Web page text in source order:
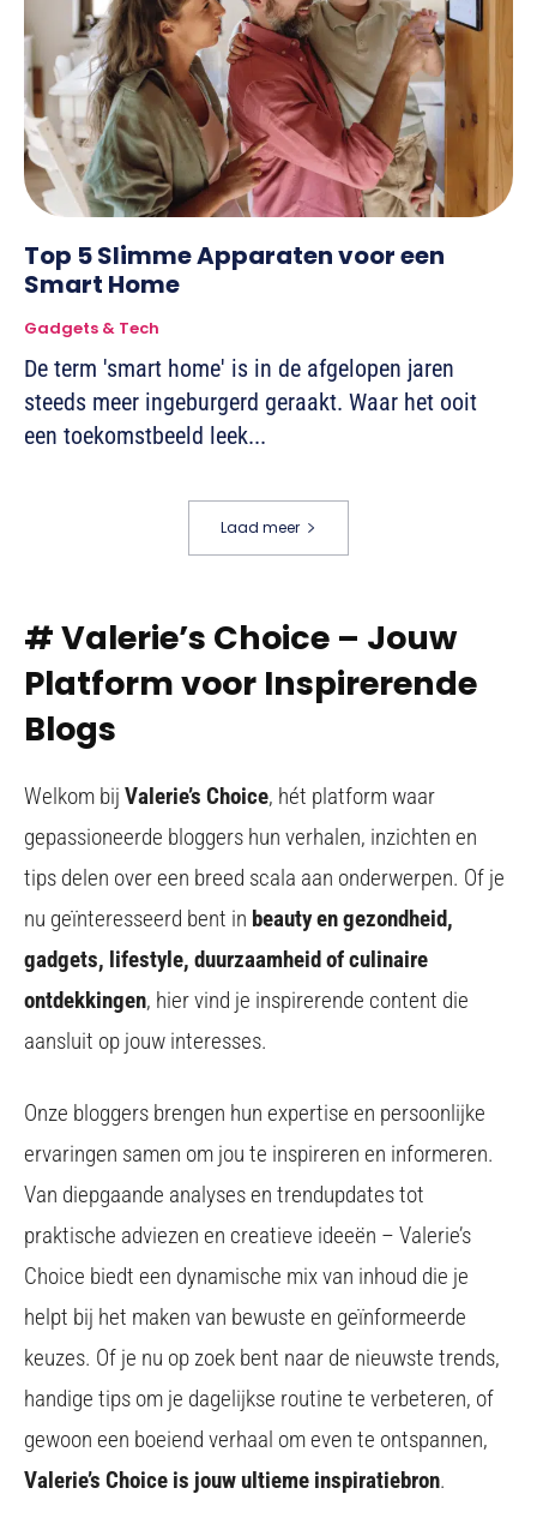
Top 5 Slimme Apparaten voor een
Smart Home
Gadgets & Tech
De term 'smart home' is in de afgelopen jaren
steeds meer ingeburgerd geraakt. Waar het ooit
een toekomstbeeld leek...
Laad meer
# Valerie’s Choice – Jouw
Platform voor Inspirerende
Blogs
Welkom bij Valerie’s Choice, hét platform waar
gepassioneerde bloggers hun verhalen, inzichten en
tips delen over een breed scala aan onderwerpen. Of je
nu geïnteresseerd bent in beauty en gezondheid,
gadgets, lifestyle, duurzaamheid of culinaire
ontdekkingen, hier vind je inspirerende content die
aansluit op jouw interesses.
Onze bloggers brengen hun expertise en persoonlijke
ervaringen samen om jou te inspireren en informeren.
Van diepgaande analyses en trendupdates tot
praktische adviezen en creatieve ideeën – Valerie’s
Choice biedt een dynamische mix van inhoud die je
helpt bij het maken van bewuste en geïnformeerde
keuzes. Of je nu op zoek bent naar de nieuwste trends,
handige tips om je dagelijkse routine te verbeteren, of
gewoon een boeiend verhaal om even te ontspannen,
Valerie’s Choice is jouw ultieme inspiratiebron.